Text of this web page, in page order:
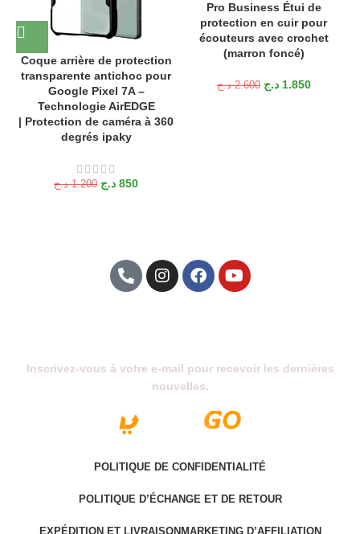
Coque arrière de protection
transparente antichoc pour
Google Pixel 7A –
Technologie AirEDGE
| Protection de caméra à 360
degrés ipaky
1.200 د.ج 850 د.ج
Pro Business Étui de
protection en cuir pour
écouteurs avec crochet
(marron foncé)
2.600 د.ج 1.850 د.ج
Inscrivez-vous à votre e-mail pour recevoir les dernières
nouvelles.
POLITIQUE DE CONFIDENTIALITÉ
POLITIQUE D’ÉCHANGE ET DE RETOUR
EXPÉDITION ET LIVRAISON MARKETING D’AFFILIATION